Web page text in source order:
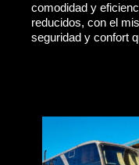
comodidad y
reducidos, con el
seguridad y confort